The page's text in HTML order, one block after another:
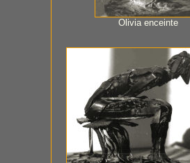
Olivia enceinte